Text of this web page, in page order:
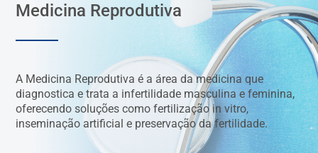
Medicina Reprodutiva
A Medicina Reprodutiva é a área da medicina que
diagnostica e trata a infertilidade masculina e feminina,
oferecendo soluções como fertilização in vitro,
inseminação artificial e preservação da fertilidade.